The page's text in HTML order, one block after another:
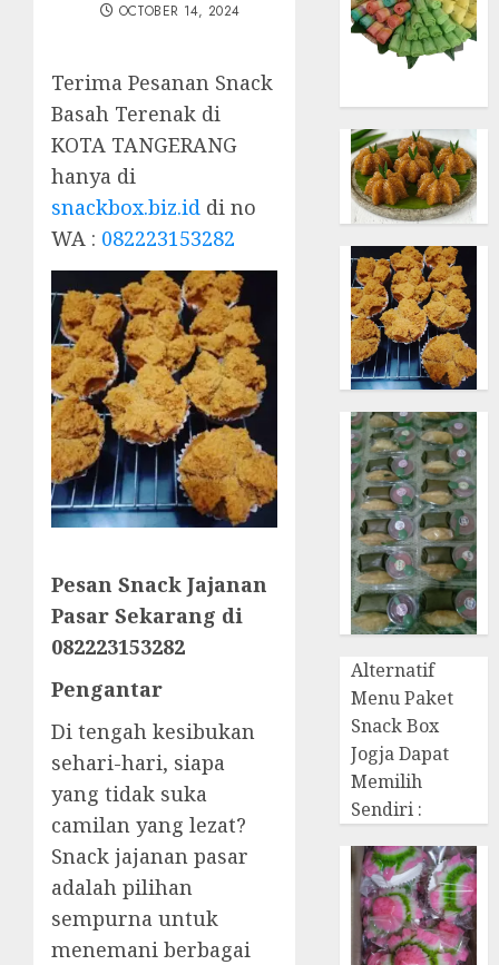
OCTOBER 14, 2024
Terima Pesanan Snack
Basah Terenak di
KOTA TANGERANG
hanya di
snackbox.biz.id di no
WA : 082223153282
Pesan Snack Jajanan
Pasar Sekarang di
082223153282
Pengantar
Di tengah kesibukan
sehari-hari, siapa
yang tidak suka
camilan yang lezat?
Snack jajanan pasar
adalah pilihan
sempurna untuk
menemani berbagai
Alternatif
Menu Paket
Snack Box
Jogja Dapat
Memilih
Sendiri :